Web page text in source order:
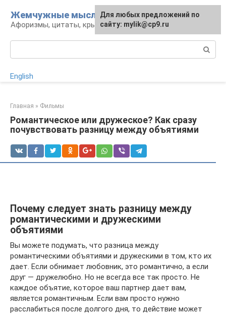
контенту
Жемчужные мысли
Афоризмы, цитаты, крылатые фразы
English
Главная » Фильмы
Романтическое или дружеское? Как сразу
почувствовать разницу между объятиями
Почему следует знать разницу между
романтическими и дружескими
объятиями
Вы можете подумать, что разница между
романтическими объятиями и дружескими в том, кто их
дает. Если обнимает любовник, это романтично, а если
друг — дружелюбно. Но не всегда все так просто. Не
каждое объятие, которое ваш партнер дает вам,
является романтичным. Если вам просто нужно
расслабиться после долгого дня, то действие может
Для любых предложений по
сайту: mylik@cp9.ru